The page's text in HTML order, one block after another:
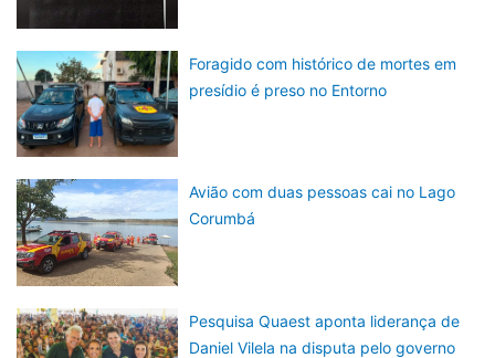
Foragido com histórico de mortes em
presídio é preso no Entorno
Avião com duas pessoas cai no Lago
Corumbá
Pesquisa Quaest aponta liderança de
Daniel Vilela na disputa pelo governo